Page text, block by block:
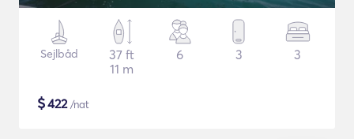
Sejlbåd
37 ft
11 m
6 3 3
$422/nat